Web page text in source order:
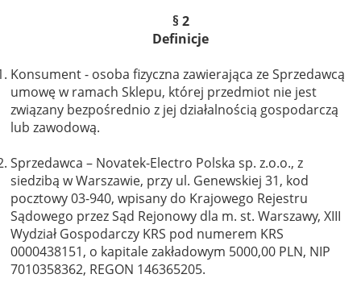
§ 2
Definicje
Konsument - osoba fizyczna zawierająca ze Sprzedawcą
umowę w ramach Sklepu, której przedmiot nie jest
związany bezpośrednio z jej działalnością gospodarczą
lub zawodową.
Sprzedawca – Novatek-Electro Polska sp. z.o.o., z
siedzibą w Warszawie, przy ul. Genewskiej 31, kod
pocztowy 03-940, wpisany do Krajowego Rejestru
Sądowego przez Sąd Rejonowy dla m. st. Warszawy, XIII
Wydział Gospodarczy KRS pod numerem KRS
0000438151, o kapitale zakładowym 5000,00 PLN, NIP
7010358362, REGON 146365205.